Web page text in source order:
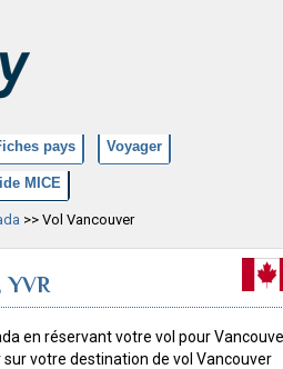
pays Voyager
MICE
>> Vol Vancouver
en réservant votre vol pour
sur votre destination de vol Vancouver